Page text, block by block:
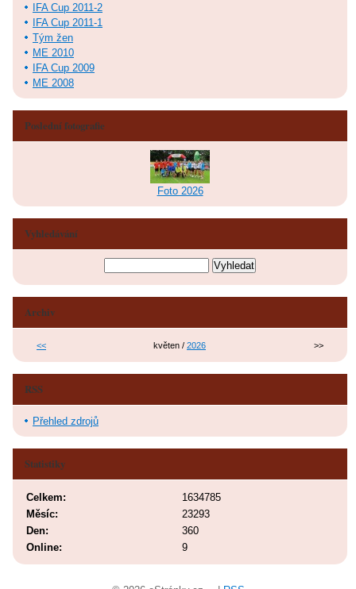
IFA Cup 2011-2
IFA Cup 2011-1
Tým žen
ME 2010
IFA Cup 2009
ME 2008
Poslední fotografie
Foto 2026
Vyhledávání
Archiv
<< květen / 2026 >>
RSS
Přehled zdrojů
Statistiky
Online: 9
Celkem:
1634785
Měsíc:
23293
Den:
360